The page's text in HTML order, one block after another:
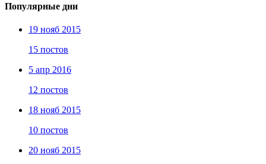
Популярные дни
19 нояб 2015
15 постов
5 апр 2016
12 постов
18 нояб 2015
10 постов
20 нояб 2015